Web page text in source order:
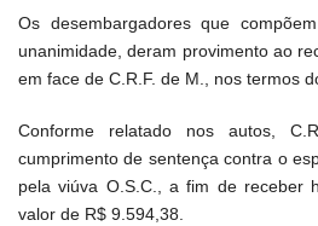
Os desembargadores que
unanimidade, deram provimento ao
em face de C.R.F. de M., nos termos
Conforme relatado nos autos,
cumprimento de sentença contra o
pela viúva O.S.C., a fim de receber
valor de R$ 9.594,38.